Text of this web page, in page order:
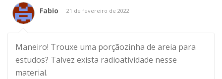
Fabio 21 de fevereiro de 2022
Maneiro! Trouxe uma porçãozinha de areia para
estudos? Talvez exista radioatividade nesse
material.